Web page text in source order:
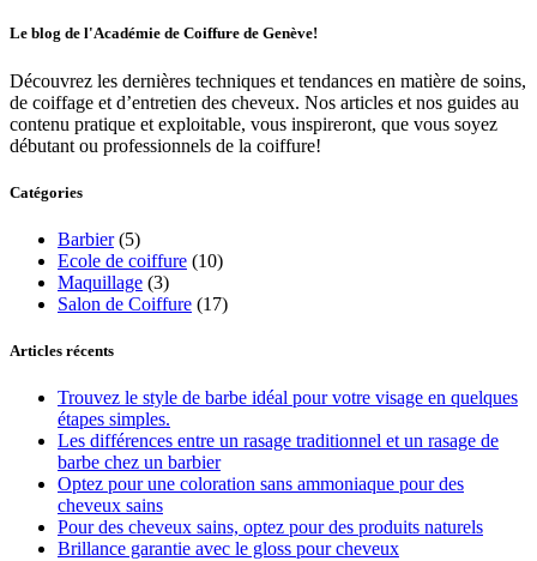
Le blog de l'Académie de Coiffure de Genève!
Découvrez les dernières techniques et tendances en matière de soins,
de coiffage et d’entretien des cheveux. Nos articles et nos guides au
contenu pratique et exploitable, vous inspireront, que vous soyez
débutant ou professionnels de la coiffure!
Catégories
Barbier(5)
Ecole de coiffure (10)
Maquillage (3)
Salon de Coiffure (17)
Articles récents
Trouvez le style de barbe idéal pour votre visage en quelques
étapes simples.
Les différences entre un rasage traditionnel et un rasage de
barbe chez un barbier
Optez pour une coloration sans ammoniaque pour des
cheveux sains
Pour des cheveux sains, optez pour des produits naturels
Brillance garantie avec le gloss pour cheveux